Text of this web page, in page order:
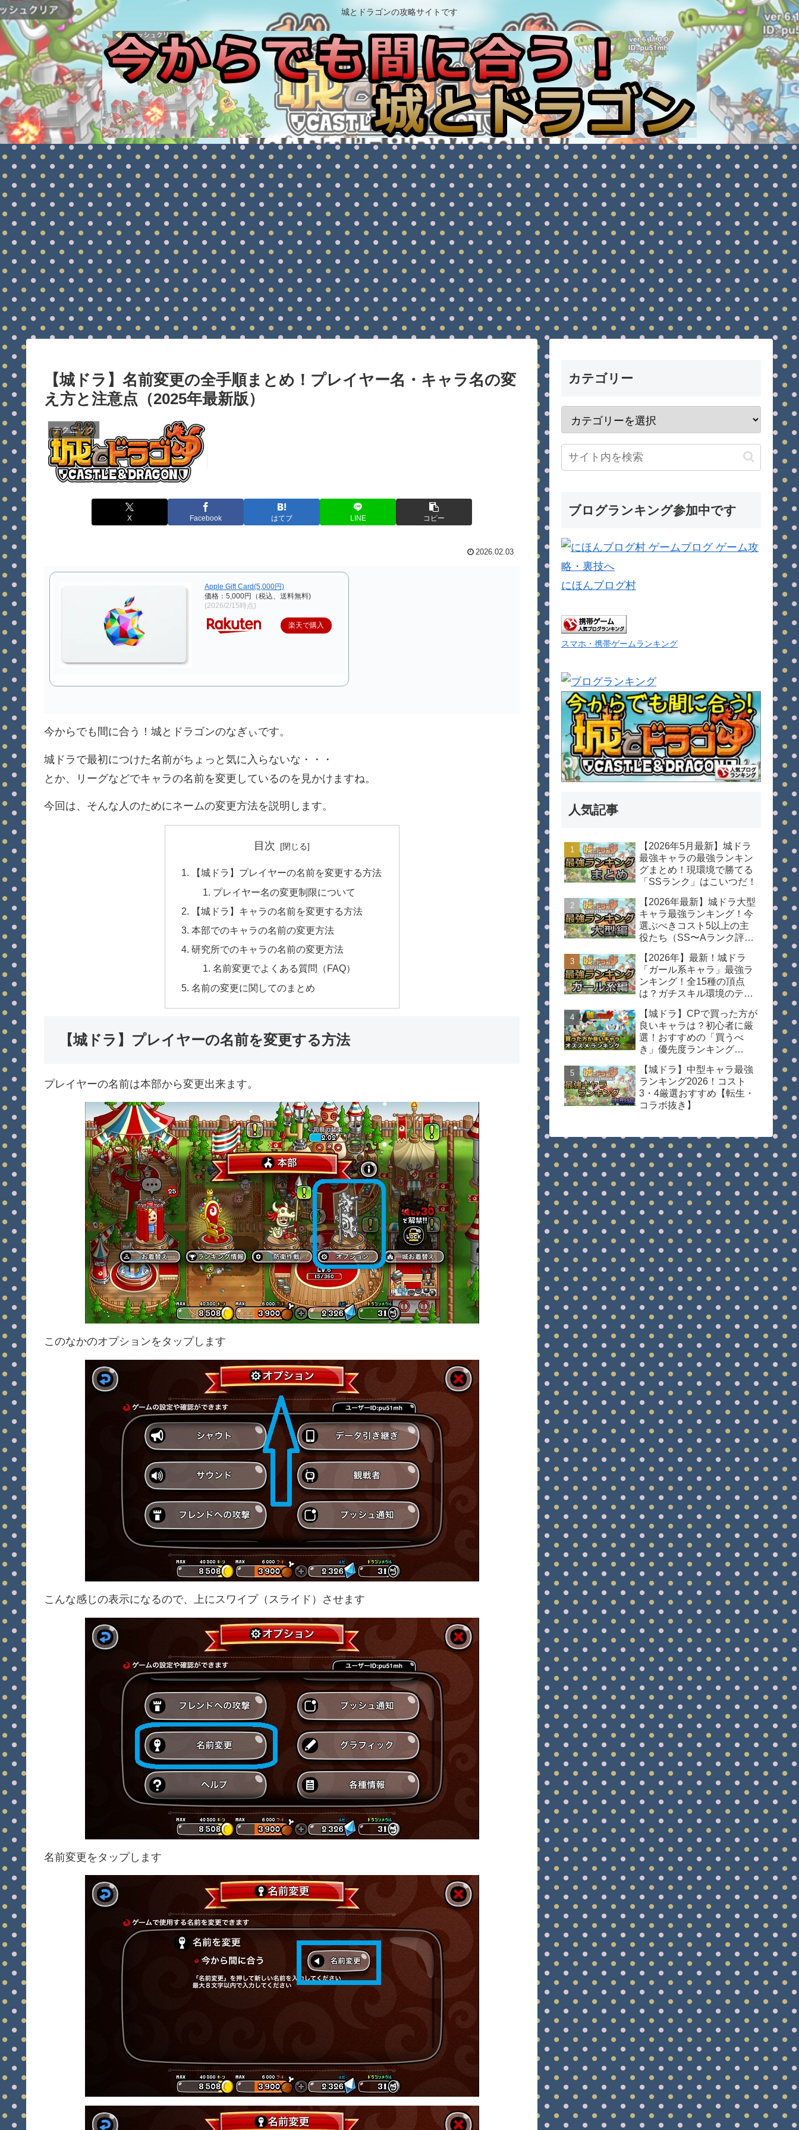
城とドラゴンの攻略サイトです
【城ドラ】名前変更の全手順まとめ！プレイヤー名・キャラ名の変
え方と注意点（2025年最新版）
テクニック
X Facebook はてブ LINE コピー
2026.02.03
Apple Gift Card(5,000円)
価格：5,000円（税込、送料無料)
(2026/2/15時点)
楽天で購入
今からでも間に合う！城とドラゴンのなぎぃです。
城ドラで最初につけた名前がちょっと気に入らないな・・・
とか、リーグなどでキャラの名前を変更しているのを見かけますね。
今回は、そんな人のためにネームの変更方法を説明します。
目次
【城ドラ】プレイヤーの名前を変更する方法
プレイヤー名の変更制限について
【城ドラ】キャラの名前を変更する方法
本部でのキャラの名前の変更方法
研究所でのキャラの名前の変更方法
名前変更でよくある質問（FAQ）
名前の変更に関してのまとめ
【城ドラ】プレイヤーの名前を変更する方法
プレイヤーの名前は本部から変更出来ます。
このなかのオプションをタップします
こんな感じの表示になるので、上にスワイプ（スライド）させます
名前変更をタップします
カテゴリー
ブログランキング参加中です
にほんブログ村
スマホ・携帯ゲームランキング
人気記事
【2026年5月最新】城ドラ
最強キャラの最強ランキン
グまとめ！現環境で勝てる
「SSランク」はこいつだ！
【2026年最新】城ドラ大型
キャラ最強ランキング！今
選ぶべきコスト5以上の主
役たち（SS〜Aランク評
【2026年】最新！城ドラ
「ガール系キャラ」最強ラ
ンキング！全15種の頂点
は？ガチスキル環境のティ
【城ドラ】CPで買った方が
良いキャラは？初心者に厳
選！おすすめの「買うべ
き」優先度ランキング
【城ドラ】中型キャラ最強
ランキング2026！コスト
3・4厳選おすすめ【転生・
コラボ抜き】